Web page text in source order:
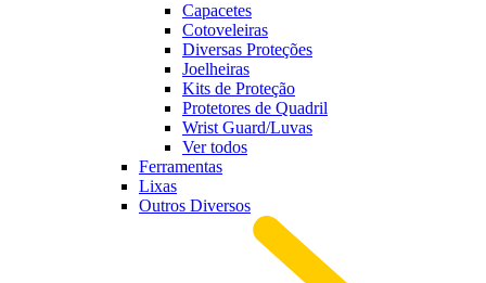
Capacetes
Cotoveleiras
Diversas Proteções
Joelheiras
Kits de Proteção
Protetores de Quadril
Wrist Guard/Luvas
Ver todos
Ferramentas
Lixas
Outros Diversos